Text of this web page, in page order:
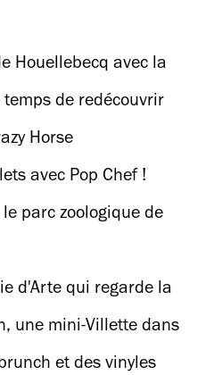
Houellebecq avec la
Cahiers de l'Herne
temps de redécouvrir
Horse
avec Pop Chef !
parc zoologique de
d'Arte qui regarde la
lettres
une mini-Villette dans
et des vinyles